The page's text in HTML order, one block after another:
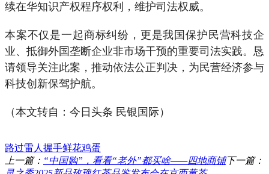
续在华知识产权程序权利，维护司法权威。
本案不仅是一起商标纠纷，更是我国保护民营科技企
业、抵御外国垄断企业非市场干预的重要司法实践。恳
请领导关注此案，推动依法公正判决，为民营经济参与
科技创新保驾护航。
（本文转自：今日头条 民银国际）
路过雷人 握手鲜花鸡蛋
上一篇： “中国购”，看看“老外”都买啥——四地商铺下一篇：